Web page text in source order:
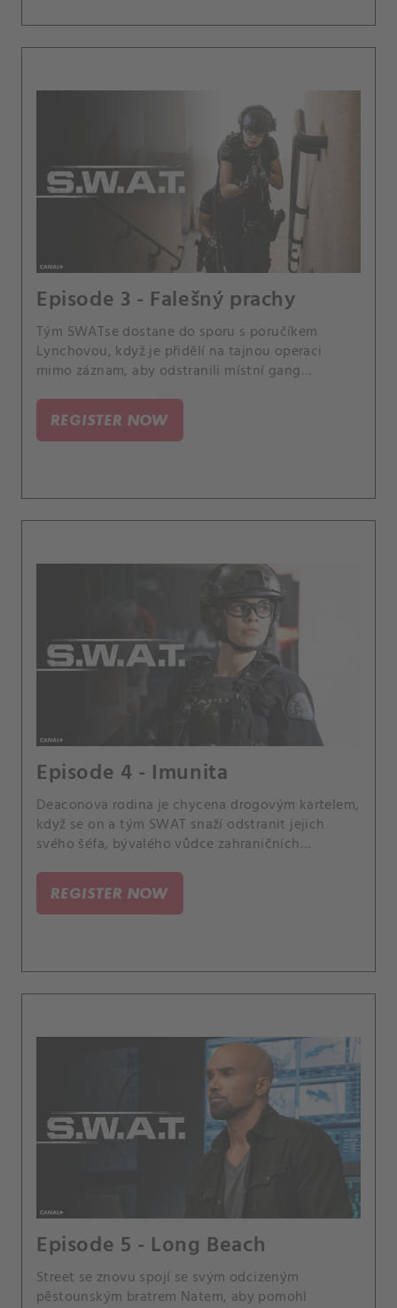
Episode 3 - Falešný prachy
Tým SWATse dostane do sporu s poručíkem
Lynchovou, když je přidělí na tajnou operaci
mimo záznam, aby odstranili místní gang
času na přípravu na misi. Rovněž narústá napětí u
Hondy doma, protože vztah jeho rodičů se
zhoršuje.
REGISTER NOW
Episode 4 - Imunita
Deaconova rodina je chycena drogovým kartelem,
když se on a tým SWAT snaží odstranit jejich
svého šéfa, bývalého vůdce zahraničních
místním květinovém trhu. Hondo také dostává
znepokojivé zprávy týkající se jeho otce a Tan je
kvůli nerozvážnosti své přítelkyně nucen jít před
REGISTER NOW
Episode 5 - Long Beach
Street se znovu spojí se svým odcizeným
pěstounským bratrem Natem, aby pomohl